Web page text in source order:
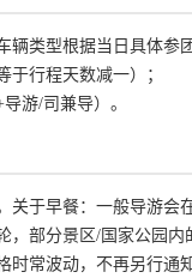
辆类型根据当日具体参
于行程天数减一）；
游/司兼导）。
关于早餐：一般导游
，部分景区/国家公园内
时常波动，不再另行通